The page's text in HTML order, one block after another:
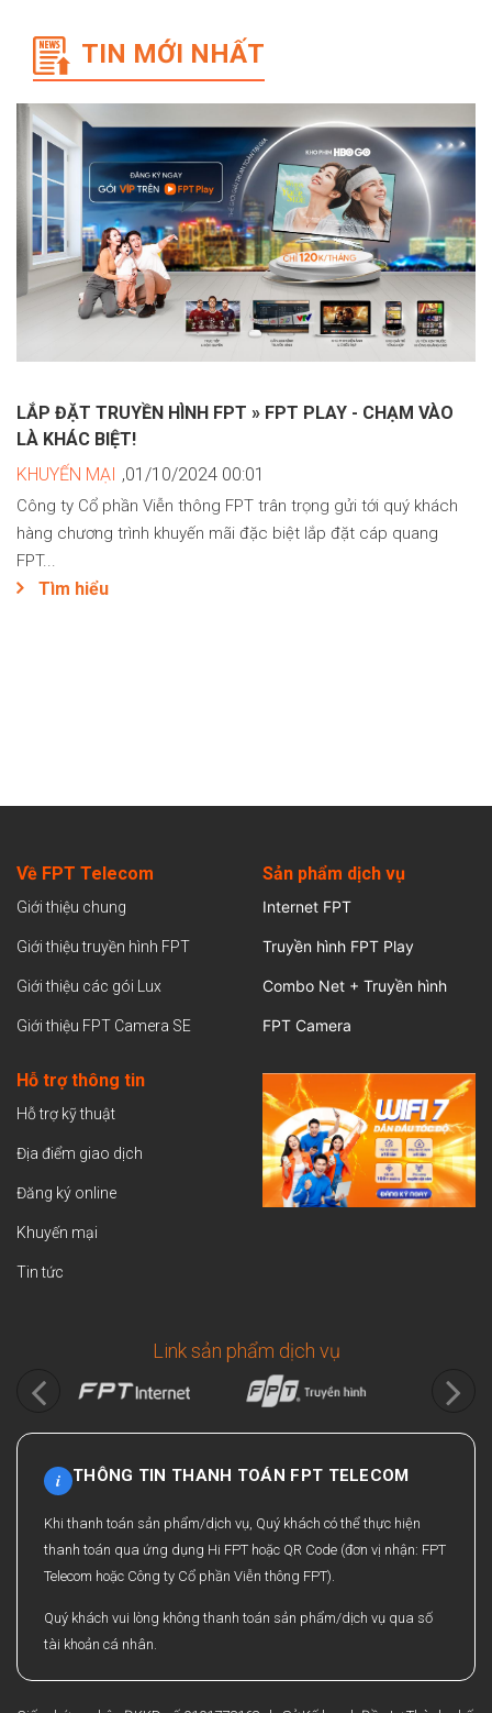
TIN MỚI NHẤT
LẮP ĐẶT TRUYỀN HÌNH FPT » FPT PLAY - CHẠM VÀO
LÀ KHÁC BIỆT!
KHUYẾN MẠI ,01/10/2024 00:01
Công ty Cổ phần Viễn thông FPT trân trọng gửi tới quý khách
hàng chương trình khuyến mãi đặc biệt lắp đặt cáp quang
FPT...
Tìm hiểu
Về FPT Telecom
Giới thiệu chung
Giới thiệu truyền hình FPT
Giới thiệu các gói Lux
Giới thiệu FPT Camera SE
Sản phẩm dịch vụ
Internet FPT
Truyền hình FPT Play
Combo Net + Truyền hình
FPT Camera
Hỗ trợ thông tin
Hỗ trợ kỹ thuật
Địa điểm giao dịch
Đăng ký online
Khuyến mại
Tin tức
Link sản phẩm dịch vụ
i THÔNG TIN THANH TOÁN FPT TELECOM
Khi thanh toán sản phẩm/dịch vụ, Quý khách có thể thực hiện
thanh toán qua ứng dụng Hi FPT hoặc QR Code (đơn vị nhận: FPT
Telecom hoặc Công ty Cổ phần Viễn thông FPT).
Quý khách vui lòng không thanh toán sản phẩm/dịch vụ qua số
tài khoản cá nhân.